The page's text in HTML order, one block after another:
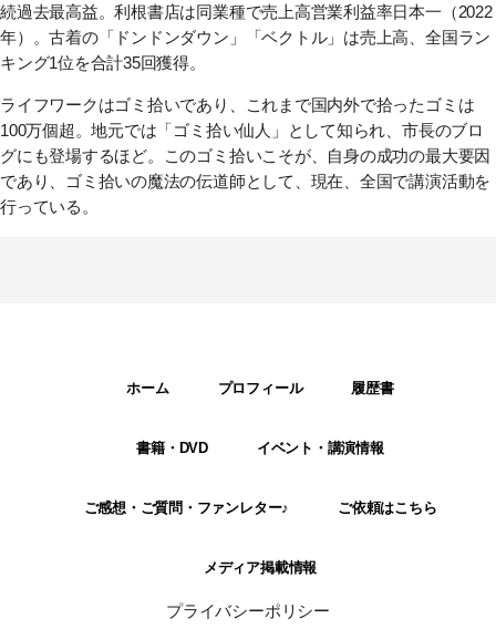
続過去最高益。利根書店は同業種で売上高営業利益率日本一（2022
年）。古着の「ドンドンダウン」「ベクトル」は売上高、全国ラン
キング1位を合計35回獲得。
ライフワークはゴミ拾いであり、これまで国内外で拾ったゴミは
100万個超。地元では「ゴミ拾い仙人」として知られ、市長のブロ
グにも登場するほど。このゴミ拾いこそが、自身の成功の最大要因
であり、ゴミ拾いの魔法の伝道師として、現在、全国で講演活動を
行っている。
ホーム プロフィール 履歴書
書籍・DVD イベント・講演情報
ご感想・ご質問・ファンレター♪ ご依頼はこちら
メディア掲載情報
プライバシーポリシー